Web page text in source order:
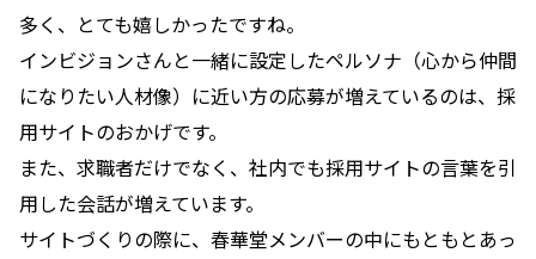
多く、とても嬉しかったですね。
インビジョンさんと一緒に設定したペルソナ（心から仲間
になりたい人材像）に近い方の応募が増えているのは、採
用サイトのおかげです。
また、求職者だけでなく、社内でも採用サイトの言葉を引
用した会話が増えています。
サイトづくりの際に、春華堂メンバーの中にもともとあっ